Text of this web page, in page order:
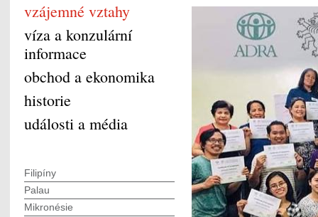
vzájemné vztahy
víza a konzulární
informace
obchod a ekonomika
historie
události a média
Filipíny
Palau
Mikronésie